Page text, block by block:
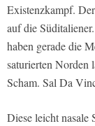
Existenzkampf.
auf die
haben gerade die
saturierten Norden
Scham. Sal Da
Diese leicht nasale